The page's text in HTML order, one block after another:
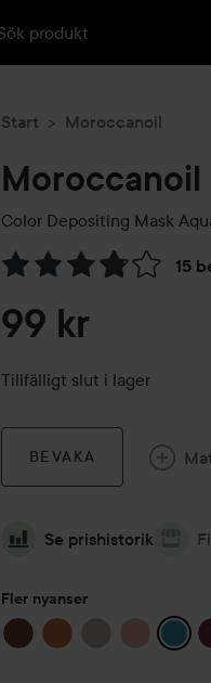
Start Moroccanoil
Moroccanoil
Color Depositing Mask
15
Hoppa till Betyg &
99 kr
Tillfälligt slut i lager
BEVAKA
Se prishistorik
Fler nyanser